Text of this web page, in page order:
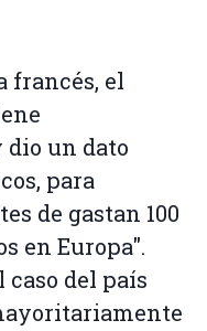
francés, el
un dato
para
de gastan 100
en Europa".
caso del país